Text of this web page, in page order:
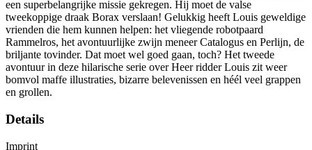
een superbelangrijke missie gekregen. Hij moet de valse
tweekoppige draak Borax verslaan! Gelukkig heeft Louis geweldige
vrienden die hem kunnen helpen: het vliegende robotpaard
Rammelros, het avontuurlijke zwijn meneer Catalogus en Perlijn, de
briljante tovinder. Dat moet wel goed gaan, toch? Het tweede
avontuur in deze hilarische serie over Heer ridder Louis zit weer
bomvol maffe illustraties, bizarre belevenissen en héél veel grappen
en grollen.
Details
Imprint